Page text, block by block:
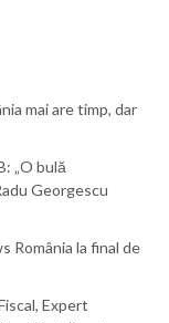
mai are timp, dar
„O bulă
Georgescu
România la final de
Expert